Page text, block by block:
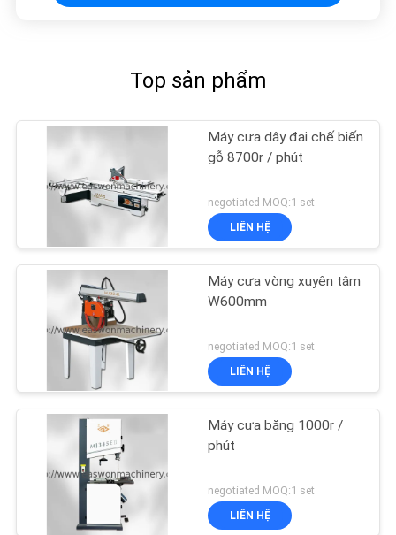
Top sản phẩm
Máy cưa dây đai chế biến
gỗ 8700r / phút
negotiated MOQ:1 set
LIÊN HỆ
Máy cưa vòng xuyên tâm
W600mm
negotiated MOQ:1 set
LIÊN HỆ
Máy cưa băng 1000r /
phút
negotiated MOQ:1 set
LIÊN HỆ